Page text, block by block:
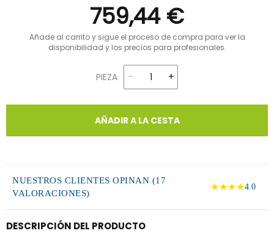
759,44 €
Añade al carrito y sigue el proceso de compra para ver la
disponibilidad y los precios para profesionales.
PIEZA
AÑADIR A LA CESTA
NUESTROS CLIENTES OPINAN (17
VALORACIONES)
★★★★4.0
DESCRIPCIÓN DEL PRODUCTO